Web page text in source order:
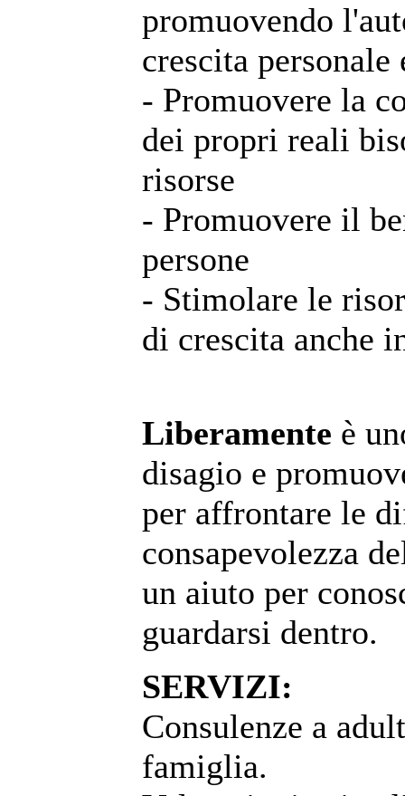
promuovendo
crescita
- Promuovere la
dei propri reali
risorse
- Promuovere il
persone
- Stimolare le
di crescita anche
Liberamente è
disagio e
per affrontare le
consapevolezza
un aiuto per
guardarsi dentro.
SERVIZI:
Consulenze a
famiglia.